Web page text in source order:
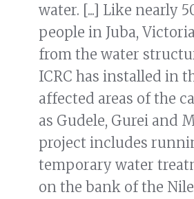
water. [...] Like nearly
people in Juba,
from the water
ICRC has installed in
affected areas of the
as Gudele, Gurei and
project includes
temporary water
on the bank of the